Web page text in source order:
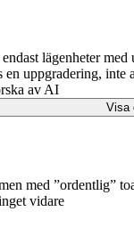
lägenheter
en uppgradering,
av AI
Visa
med ”ordentlig”
vidare